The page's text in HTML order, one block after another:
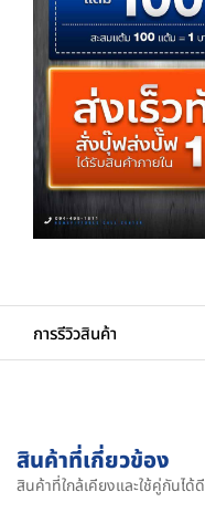
การรีวิวสินค้า
สินค้าที่เกี่ยวข้อง
สินค้าที่ใกล้เคียงและใช้คู่กันได้ดี